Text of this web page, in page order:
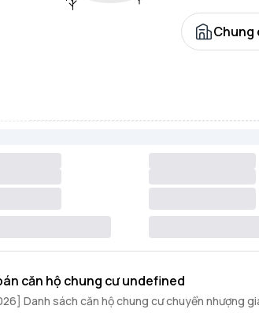
Chung
căn hộ chung cư undefined
Danh sách căn hộ chung cư chuyển nhượng